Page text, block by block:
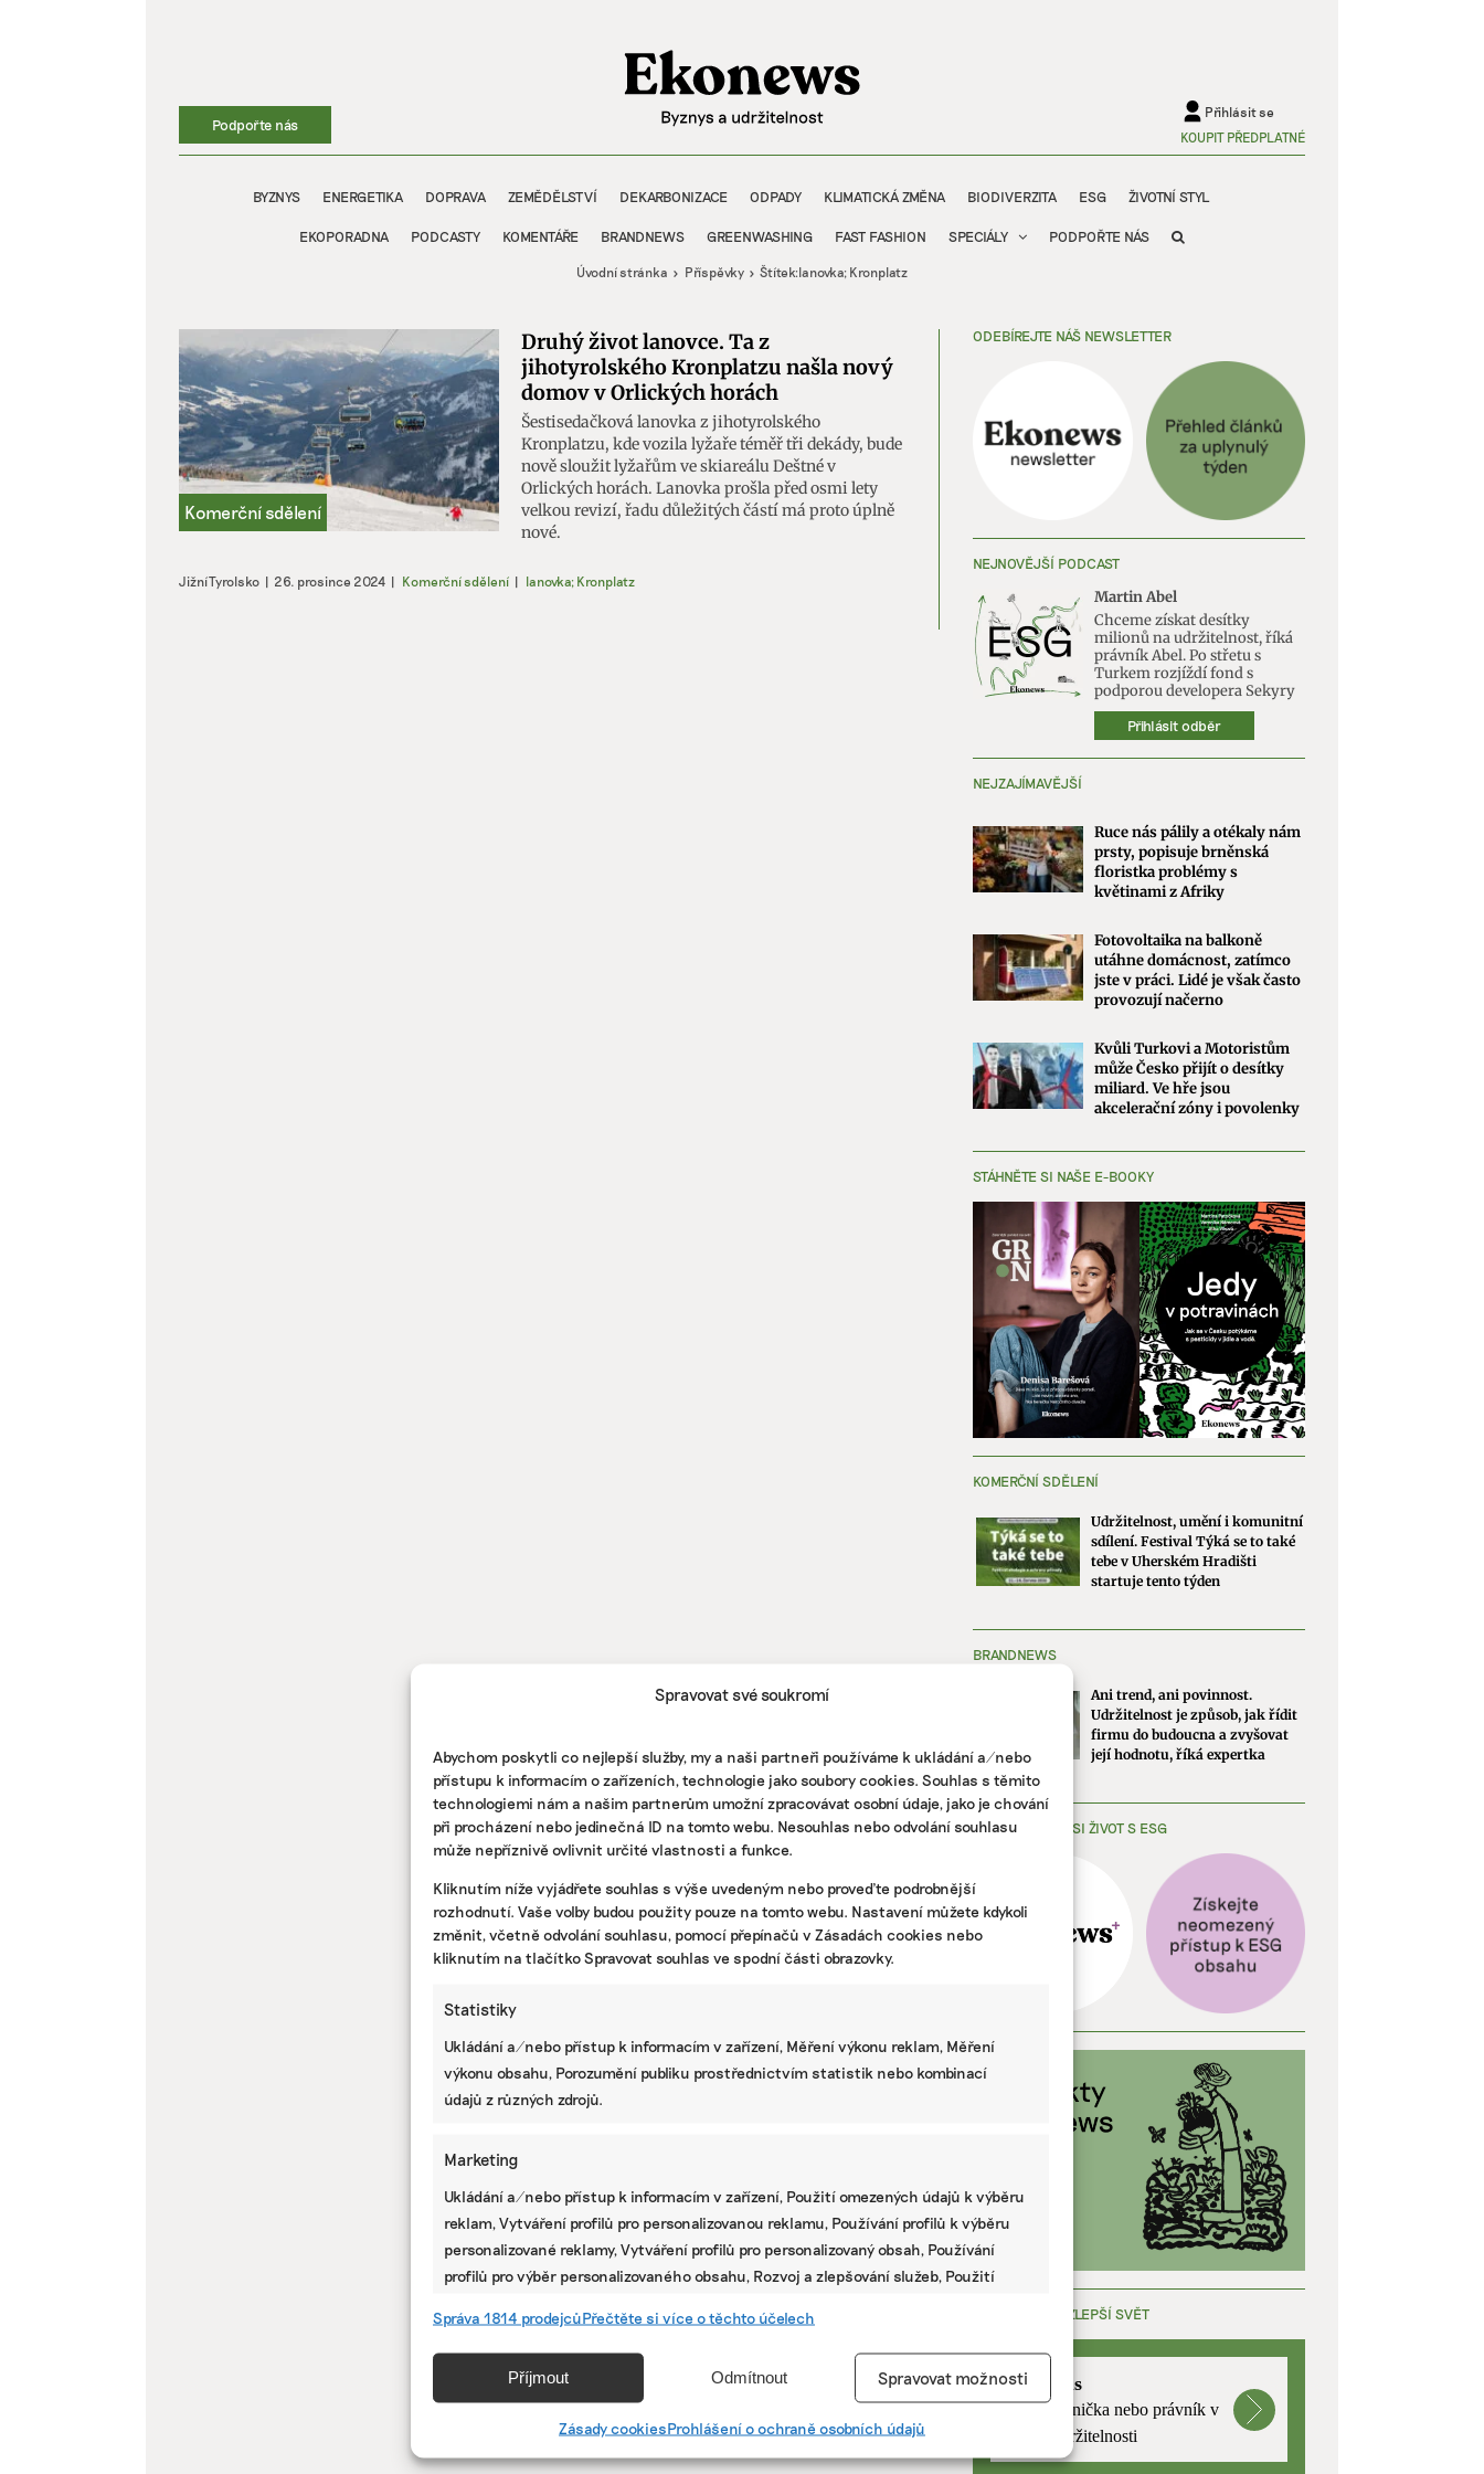
Spravovat své soukromí
Abychom poskytli co nejlepší služby, my a naši partneři používáme k ukládání a/nebo
přístupu k informacím o zařízeních, technologie jako soubory cookies. Souhlas s těmito
technologiemi nám a našim partnerům umožní zpracovávat osobní údaje, jako je chování
při procházení nebo jedinečná ID na tomto webu. Nesouhlas nebo odvolání souhlasu
může nepříznivě ovlivnit určité vlastnosti a funkce.
Kliknutím níže vyjádřete souhlas s výše uvedeným nebo proveďte podrobnější
rozhodnutí. Vaše volby budou použity pouze na tomto webu. Nastavení můžete kdykoli
změnit, včetně odvolání souhlasu, pomocí přepínačů v Zásadách cookies nebo
kliknutím na tlačítko Spravovat souhlas ve spodní části obrazovky.
Statistiky
Ukládání a/nebo přístup k informacím v zařízení, Měření výkonu reklam, Měření
výkonu obsahu, Porozumění publiku prostřednictvím statistik nebo kombinací
údajů z různých zdrojů.
Marketing
Ukládání a/nebo přístup k informacím v zařízení, Použití omezených údajů k výběru
reklam, Vytváření profilů pro personalizovanou reklamu, Používání profilů k výběru
personalizované reklamy, Vytváření profilů pro personalizovaný obsah, Používání
profilů pro výběr personalizovaného obsahu, Rozvoj a zlepšování služeb, Použití
Přiřazování a kombinování údajů z jiných zdrojů údajů, Propojení různých
zařízení, Identifikace zařízení na základě automaticky přenášených
Správa 1814 prodejcůPřečtěte si více o těchto účelech
Příjmout Odmítnout Spravovat možnosti
Zásady cookiesProhlášení o ochraně osobních údajů
Podpořte nás
Přihlásit se
KOUPIT PŘEDPLATNÉ
BYZNYS ENERGETIKA DOPRAVA ZEMĚDĚLSTVÍ DEKARBONIZACE ODPADY KLIMATICKÁ ZMĚNA BIODIVERZITA ESG ŽIVOTNÍ STYL
EKOPORADNA PODCASTY KOMENTÁŘE BRANDNEWS GREENWASHING FAST FASHION SPECIÁLY PODPOŘTE NÁS
Úvodní stránka Příspěvky Štítek:lanovka; Kronplatz
Druhý život lanovce. Ta z
jihotyrolského Kronplatzu našla nový
domov v Orlických horách
Šestisedačková lanovka z jihotyrolského
Kronplatzu, kde vozila lyžaře téměř tři dekády, bude
nově sloužit lyžařům ve skiareálu Deštné v
Orlických horách. Lanovka prošla před osmi lety
velkou revizí, řadu důležitých částí má proto úplně
nové.
Jižní Tyrolsko | 26. prosince 2024 | Komerční sdělení | lanovka; Kronplatz
ODEBÍREJTE NÁŠ NEWSLETTER
NEJNOVĚJŠÍ PODCAST
Martin Abel
Chceme získat desítky
milionů na udržitelnost, říká
právník Abel. Po střetu s
Turkem rozjíždí fond s
podporou developera Sekyry
Přihlásit odběr
NEJZAJÍMAVĚJŠÍ
Ruce nás pálily a otékaly nám
prsty, popisuje brněnská
floristka problémy s
květinami z Afriky
Fotovoltaika na balkoně
utáhne domácnost, zatímco
jste v práci. Lidé je však často
provozují načerno
Kvůli Turkovi a Motoristům
může Česko přijít o desítky
miliard. Ve hře jsou
akcelerační zóny i povolenky
STÁHNĚTE SI NAŠE E-BOOKY
KOMERČNÍ SDĚLENÍ
Udržitelnost, umění i komunitní
sdílení. Festival Týká se to také
tebe v Uherském Hradišti
startuje tento týden
BRANDNEWS
Ani trend, ani povinnost.
Udržitelnost je způsob, jak řídit
firmu do budoucna a zvyšovat
její hodnotu, říká expertka
ZJEDNODUŠTE SI ŽIVOT S ESG
PRÁCE, KTERÁ ZLEPŠÍ SVĚT
mutualus
Stáž: právnička nebo právník v
oblasti udržitelnosti